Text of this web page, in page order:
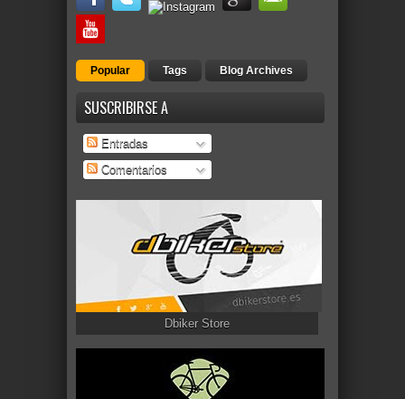
Popular Tags Blog Archives
SUSCRIBIRSE A
Entradas
Comentarios
Dbiker Store